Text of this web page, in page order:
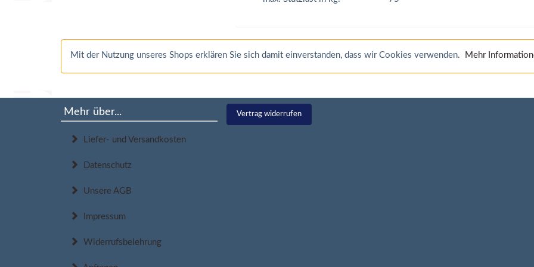
Mit der Nutzung unseres Shops erklären Sie sich damit einverstanden, dass wir Cookies verwenden. Mehr
Mehr über...
Liefer- und Versandkosten
Datenschutz
Unsere AGB
Impressum
Widerrufsbelehrung
Vertrag widerrufen